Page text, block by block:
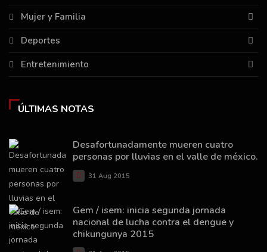
Mujer y Familia
Deportes
Entretenimiento
ÚLTIMAS NOTAS
Desafortunadamente mueren cuatro
personas por lluvias en el valle de méxico.
31 Aug 2015
Gem / isem: inicia segunda jornada
nacional de lucha contra el dengue y
chikungunya 2015